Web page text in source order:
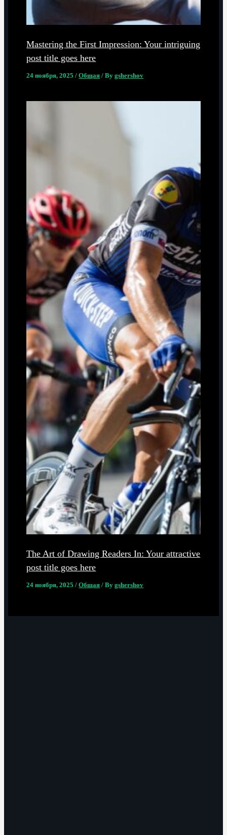
Mastering the First Impression: Your intriguing
post title goes here
24 ноября, 2025/Общая / Bygshershov
The Art of Drawing Readers In: Your attractive
post title goes here
24 ноября, 2025/Общая / Bygshershov